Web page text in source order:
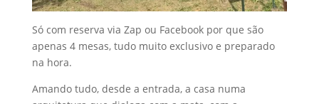
arquitetura que dialoga com a mata, com a
natureza, banheiro todo aberto com vista para a